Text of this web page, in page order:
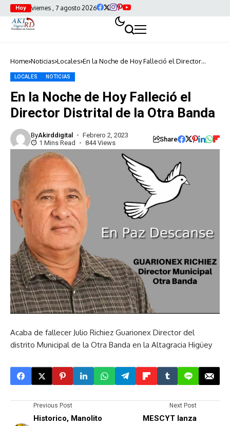
Hoy viernes , 7 agosto 2026
Home Noticias Locales En la Noche de Hoy Falleció el Director
LOCALES NOTICIAS
En la Noche de Hoy Falleció el
Director Distrital de la Otra Banda
ByAkirddigital
Febrero 2, 2023
1 Mins Read
844 Views Share
Acaba de fallecer Julio Richiez Guarionex Director del
distrito Municipal de la Otra Banda en la Altagracia Higüey
Previous Post
Historico, Manolito
Next Post
MESCYT lanza